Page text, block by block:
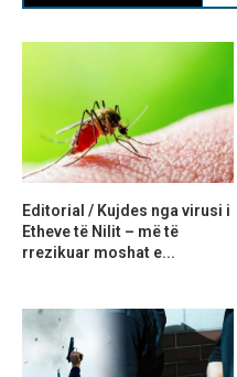
Editorial / Kujdes nga virusi i
Etheve të Nilit – më të
rrezikuar moshat e...